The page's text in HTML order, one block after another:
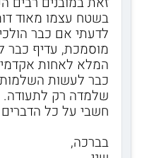
בשטח עצמו מאוד
לדעתי אם כבר
מוסמכת, עדיף כבר
המלא לאחות
כבר לעשות
שלמדה רק לתעודה.
חשבי על כל הדברים
בברכה,